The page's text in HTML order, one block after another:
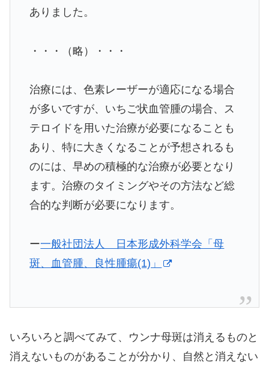
ありました。
・・・（略）・・・
治療には、色素レーザーが適応になる場合
が多いですが、いちご状血管腫の場合、ス
テロイドを用いた治療が必要になることも
あり、特に大きくなることが予想されるも
のには、早めの積極的な治療が必要となり
ます。治療のタイミングやその方法など総
合的な判断が必要になります。
ー一般社団法人 日本形成外科学会「母
斑、血管腫、良性腫瘍(1)」
いろいろと調べてみて、ウンナ母斑は消えるものと
消えないものがあることが分かり、自然と消えない